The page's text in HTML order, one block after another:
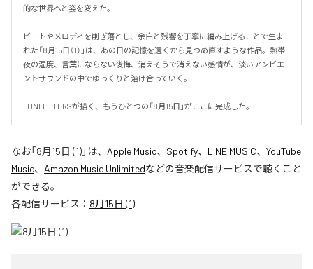
的な世界へと姿を変えた。
ビートやメロディを削ぎ落とし、余白と残響を丁寧に編み上げることで生ま
れた「8月15日（1）」は、あの日の記憶を遠くから見つめ直すような作品。熱帯
夜の湿度、言葉にならない後悔、消えそうで消えない感情が、淡いアンビエ
ントサウンドの中でゆっくりと溶け合っていく。
FUNLETTERSが描く、もうひとつの「8月15日」がここに完成した。
なお「8月15日 (1)」は、 Apple Music、 Spotify、 LINE MUSIC、 YouTube
Music、 Amazon Music Unlimitedなどの音楽配信サービスで聴くこと
ができる。
各配信サービス： 8月15日 (1)